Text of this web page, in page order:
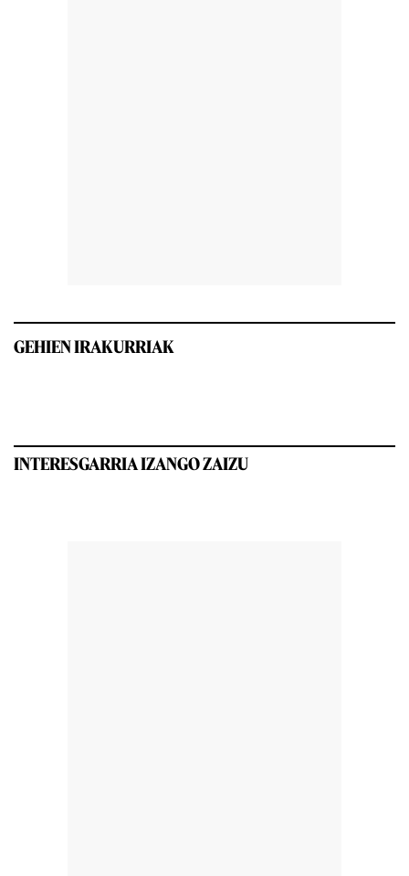
GEHIEN IRAKURRIAK
INTERESGARRIA IZANGO ZAIZU